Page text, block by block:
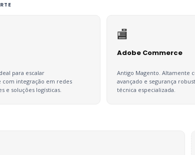
para escalar
integração em redes
e soluções logísticas.
🏬
Adobe Commerce
Antigo Magento. Altamente
avançado e segurança
técnica especializada.